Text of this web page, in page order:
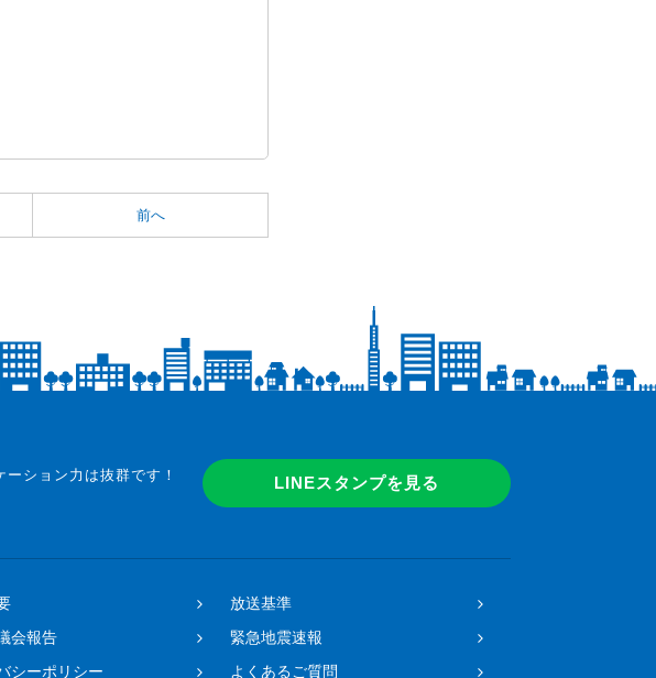
前へ
ション力は抜群です！
LINEスタンプを見る
放送基準
会報告
緊急地震速報
シーポリシー
よくあるご質問